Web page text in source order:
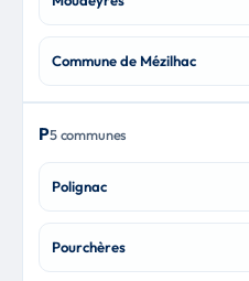
Commune de Mézilhac
P5 communes
Polignac
Pourchères